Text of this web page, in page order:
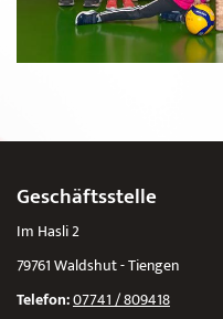
Geschäftsstelle
Im Hasli 2
79761 Waldshut - Tiengen
Telefon:07741 / 809418